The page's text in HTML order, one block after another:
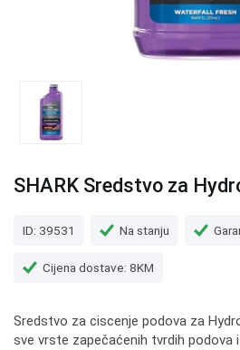
SHARK Sredstvo za
ID: 39531 Na stanju
Cijena dostave: 8KM
Sredstvo za ciscenje podova za
sve vrste zapečaćenih tvrdih podova